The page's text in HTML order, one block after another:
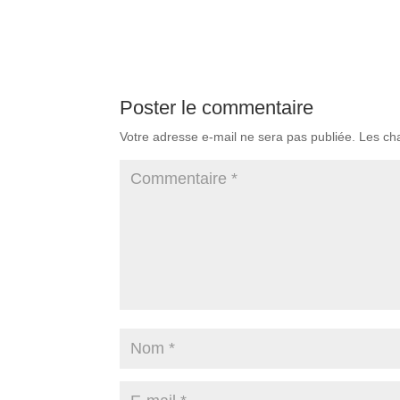
Poster le commentaire
Votre adresse e-mail ne sera pas publiée. Les